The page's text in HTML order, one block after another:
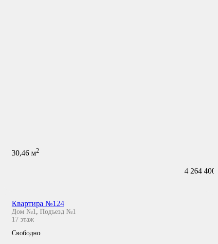
30,46 м2
4 264 400
Квартира №124
Дом №1 , Подъезд №1
17 этаж
Свободно